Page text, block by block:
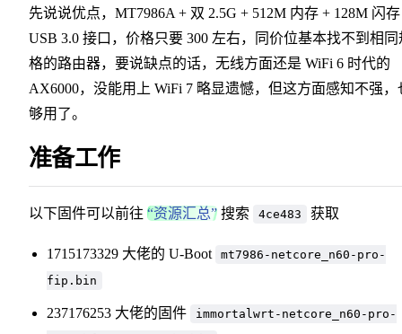
先说说优点，MT7986A + 双 2.5G + 512M 内存 + 128M 闪
USB 3.0 接口，价格只要 300 左右，同价位基本找不到相同
格的路由器，要说缺点的话，无线方面还是 WiFi 6 时代的
AX6000，没能用上 WiFi 7 略显遗憾，但这方面感知不强，
够用了。
准备工作
以下固件可以前往 “资源汇总” 搜索 4ce483 获取
1715173329 大佬的 U-Boot
mt7986-netcore_n60-pro-
fip.bin
237176253 大佬的固件
immortalwrt-netcore_n60-pro-